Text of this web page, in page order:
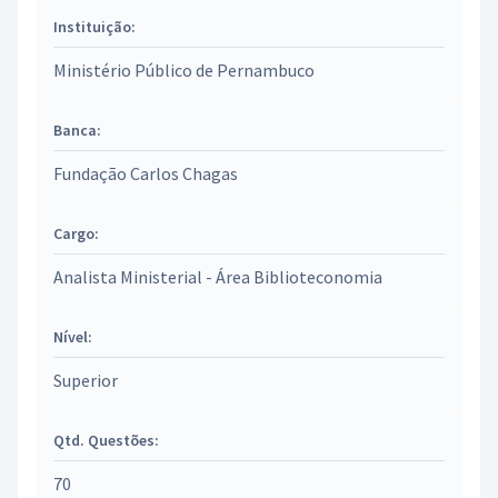
Instituição:
Ministério Público de Pernambuco
Banca:
Fundação Carlos Chagas
Cargo:
Analista Ministerial - Área Biblioteconomia
Nível:
Superior
Qtd. Questões:
70